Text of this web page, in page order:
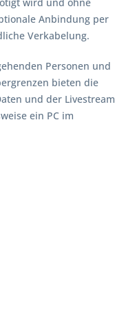
Anbindung per
Verkabelung.
Personen und
bieten die
und der Livestream
ein PC im